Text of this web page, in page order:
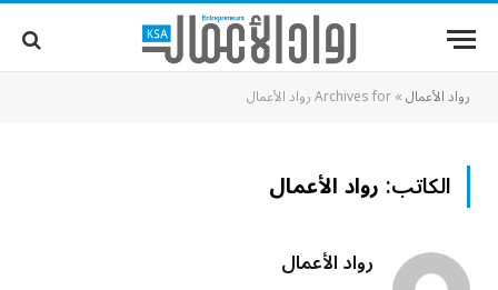
رواد الأعمال»Archives for رواد الأعمال
الكاتب: رواد الأعمال
رواد الأعمال